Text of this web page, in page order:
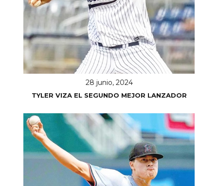
28 junio, 2024
TYLER VIZA EL SEGUNDO MEJOR LANZADOR